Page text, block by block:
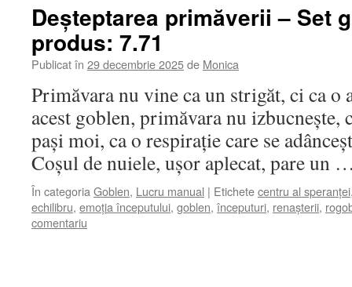
Deșteptarea primăverii – Set
produs: 7.71
Publicat în 29 decembrie 2025de Monica
Primăvara nu vine ca un strigăt, ci ca o
acest goblen, primăvara nu izbucnește,
pași moi, ca o respirație care se
Coșul de nuiele, ușor aplecat, pare un
În categoria Goblen, Lucru manual | Etichetecentru al speranței
echilibru, emoția începutului, goblen, începuturi, renașterii,
comentariu